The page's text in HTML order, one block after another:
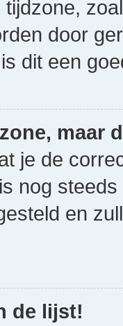
door
dit een
maar
je de
nog
en
de lijst!